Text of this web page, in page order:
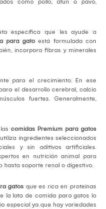
como pollo, atún o pavo,
específica que les ayude a
para gato está formulada con
incorpora fibras y minerales
para el crecimiento. En ese
el desarrollo cerebral, calcio
fuertes. Generalmente,
comidas Premium para gatos
ingredientes seleccionados
y sin aditivos artificiales.
en nutrición animal para
hasta soporte renal o digestivo.
gatos que es rica en proteínas
la lata de comida para gatos lo
especial ya que hay variedades